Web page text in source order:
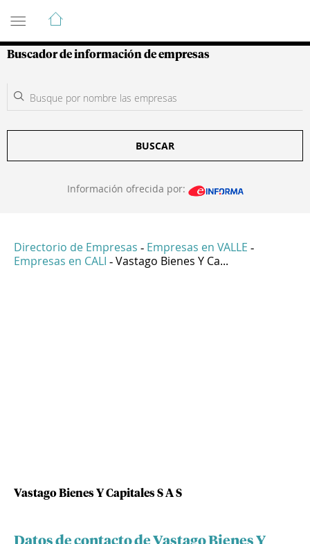
Guía de Empresas Colombianas
Buscador de información de empresas
BUSCAR
Información ofrecida por:
Directorio de Empresas - Empresas en VALLE -
Empresas en CALI - Vastago Bienes Y Ca...
Vastago Bienes Y Capitales S A S